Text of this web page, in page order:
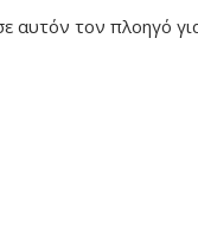
αυτόν τον πλοηγό